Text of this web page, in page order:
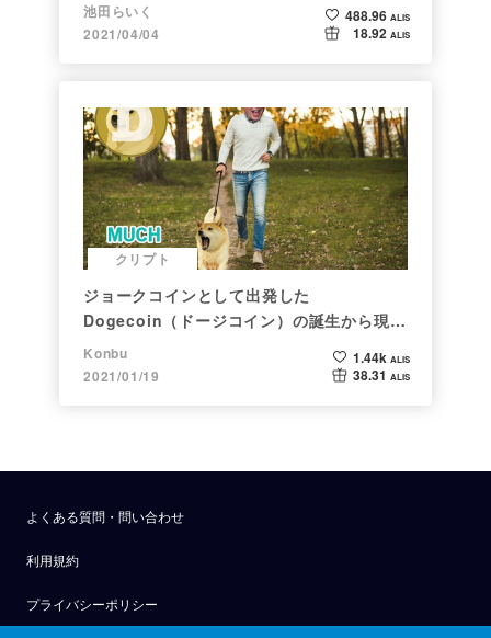
池田らいく
2021/04/04
488.96 ALIS
18.92 ALIS
クリプト
ジョークコインとして出発した
Dogecoin（ドージコイン）の誕生から現在
まで。注目される非証券性🐶
Konbu
2021/01/19
1.44k ALIS
38.31 ALIS
よくある質問・問い合わせ
利用規約
プライバシーポリシー